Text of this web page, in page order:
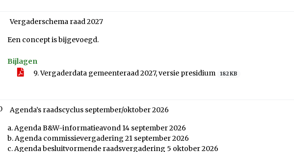
Vergaderschema raad 2027
Een concept is bijgevoegd.
Bijlagen
9. Vergaderdata gemeenteraad 2027, versie presidium
182 KB
Agenda’s raadscyclus september/oktober 2026
a. Agenda B&W-informatieavond 14 september 2026
b. Agenda commissievergadering 21 september 2026
c. Agenda besluitvormende raadsvergadering 5 oktober 2026